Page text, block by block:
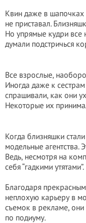
Квин даже в шапочках
не приставал.
Но упрямые кудри все
думали подстричься
Все взрослые,
Иногда даже к
спрашивали, как они
Некоторые их
Когда близняшки
модельные агентства.
Ведь, несмотря на
себя “гадкими утятами”.
Благодаря
неплохую карьеру в
съемок в рекламе, они
по подиуму.